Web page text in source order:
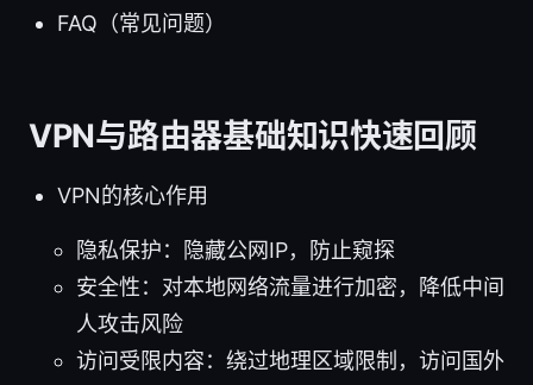
FAQ（常见问题）
VPN与路由器基础知识快速回顾
VPN的核心作用
隐私保护：隐藏公网IP，防止窥探
安全性：对本地网络流量进行加密，降低中间
人攻击风险
访问受限内容：绕过地理区域限制，访问国外